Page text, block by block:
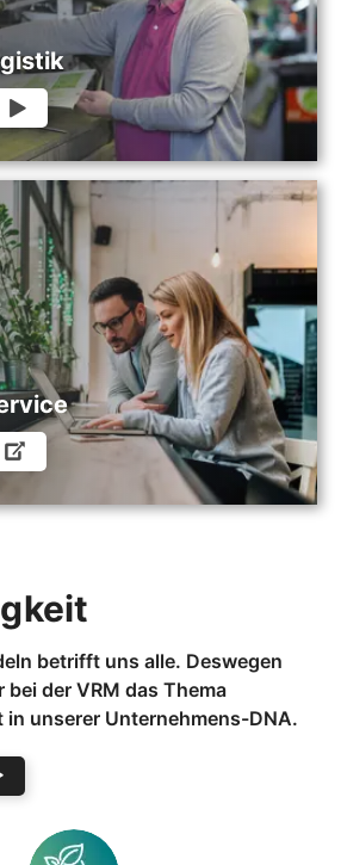
betrifft uns alle. Deswegen
der VRM das Thema
unserer Unternehmens-DNA.